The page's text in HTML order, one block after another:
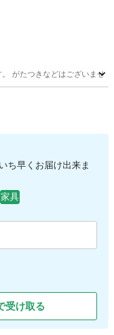
がたつきなどはございませ
ち早くお届け出来ま
家具
受け取る